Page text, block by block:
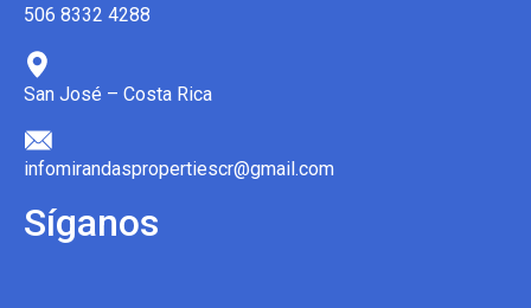
506 8332 4288
San José – Costa Rica
infomirandaspropertiescr@gmail.com
Síganos